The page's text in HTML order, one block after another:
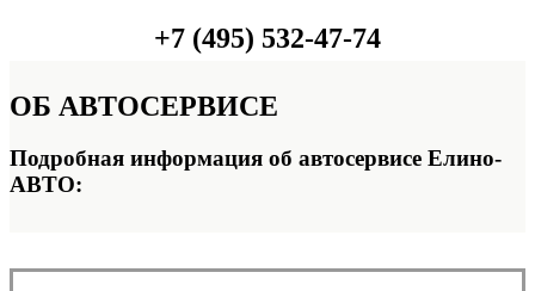
+7 (495) 532-47-74
ОБ АВТОСЕРВИСЕ
Подробная информация об автосервисе Елино-
АВТО: